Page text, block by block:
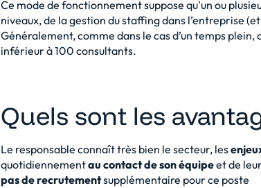
Ce mode de fonctionnement suppose qu'un ou
niveaux, de la gestion du staffing dans l’entreprise
Généralement, comme dans le cas d’un temps
inférieur à 100 consultants.
Quels sont les
Le responsable connaît très bien le secteur, les
quotidiennementau contact de son équipeet de
pas de recrutementsupplémentaire pour ce poste